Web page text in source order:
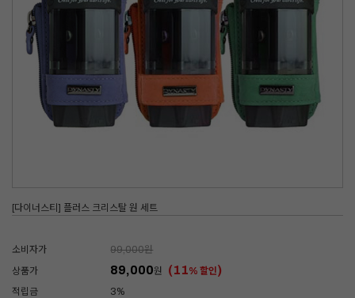
[다이너스티] 플러스 크리스탈 원 세트
소비자가 99,000원
상품가
89,000원 (11% 할인)
적립금
3%